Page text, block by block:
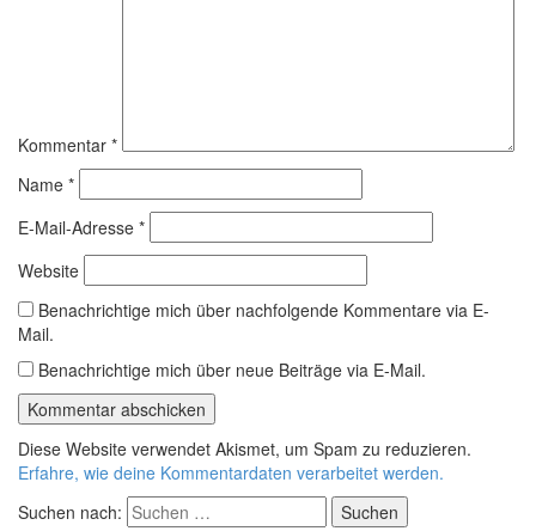
Kommentar *
Name *
E-Mail-Adresse *
Website
Benachrichtige mich über nachfolgende Kommentare via E-
Mail.
Benachrichtige mich über neue Beiträge via E-Mail.
Diese Website verwendet Akismet, um Spam zu reduzieren.
Erfahre, wie deine Kommentardaten verarbeitet werden.
Suchen nach: